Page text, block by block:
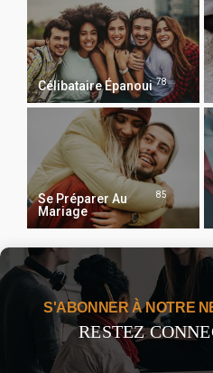
Célibataire Épanoui 78
Se Préparer Au
Mariage
85
Recevoir Notre
The real voyage of discovery
seeing with new eyes. All
S'ABONNER À NOTRE
RESTEZ